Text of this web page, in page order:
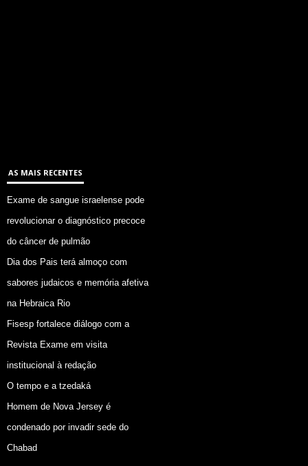
AS MAIS RECENTES
Exame de sangue israelense pode
revolucionar o diagnóstico precoce
do câncer de pulmão
Dia dos Pais terá almoço com
sabores judaicos e memória afetiva
na Hebraica Rio
Fisesp fortalece diálogo com a
Revista Exame em visita
institucional à redação
O tempo e a tzedaká
Homem de Nova Jersey é
condenado por invadir sede do
Chabad